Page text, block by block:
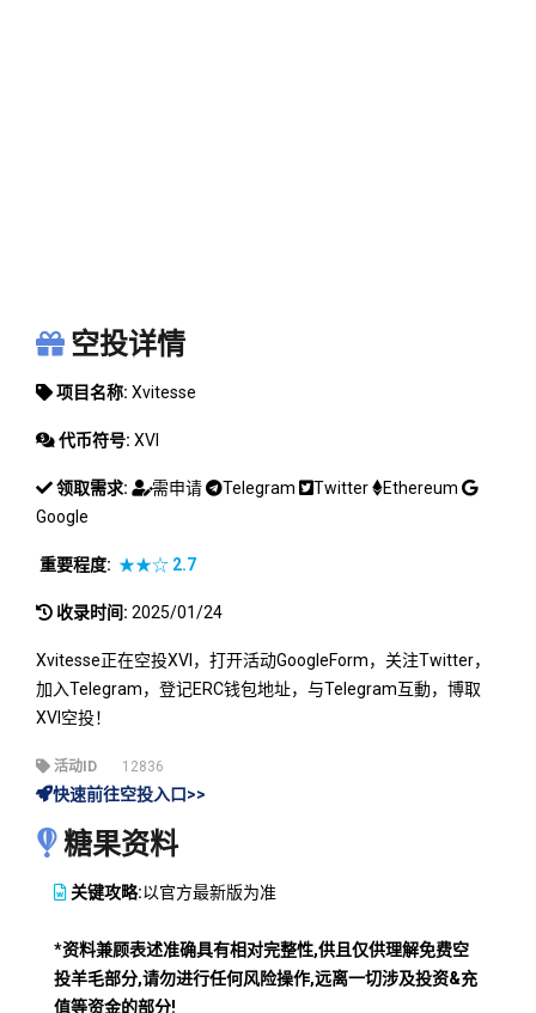
空投详情
项目名称: Xvitesse
代币符号: XVI
领取需求: 需申请 Telegram Twitter
Ethereum
Google
重要程度: ★★☆ 2.7
收录时间: 2025/01/24
Xvitesse正在空投XVI，打开活动GoogleForm，关注Twitter，
加入Telegram，登记ERC钱包地址，与Telegram互動，博取
XVI空投！
活动ID 12836
快速前往空投入口>>
糖果资料
关键攻略:以官方最新版为准
*资料兼顾表述准确具有相对完整性,供且仅供理解免费空
投羊毛部分,请勿进行任何风险操作,远离一切涉及投资&充
值等资金的部分!